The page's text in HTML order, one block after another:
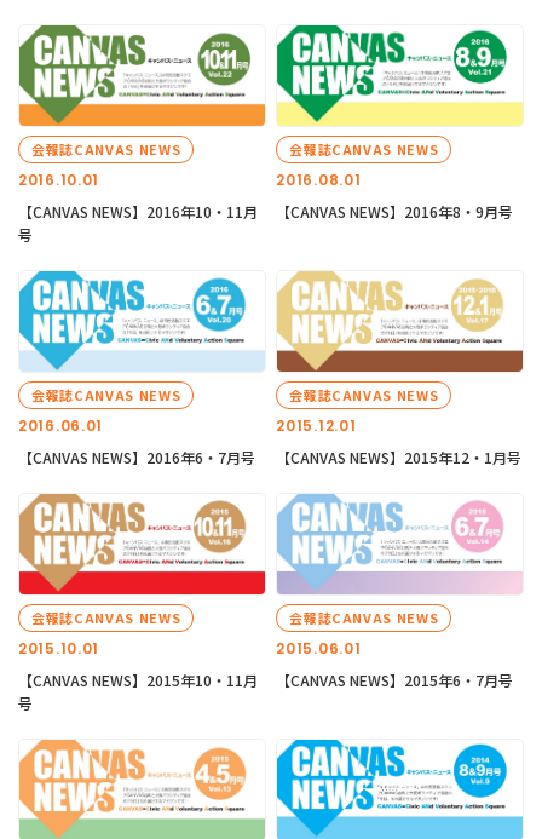
2016.10.01
会報誌CANVAS NEWS
【CANVAS NEWS】2016年10・11月
号
2016.08.01
会報誌CANVAS NEWS
【CANVAS NEWS】2016年8・9月号
2016.06.01
会報誌CANVAS NEWS
【CANVAS NEWS】2016年6・7月号
2015.12.01
会報誌CANVAS NEWS
【CANVAS NEWS】2015年12・1月号
2015.10.01
会報誌CANVAS NEWS
【CANVAS NEWS】2015年10・11月
号
2015.06.01
会報誌CANVAS NEWS
【CANVAS NEWS】2015年6・7月号